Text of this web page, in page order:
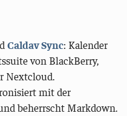
Caldav Sync: Kalender
von BlackBerry,
Nextcloud.
mit der
beherrscht Markdown.